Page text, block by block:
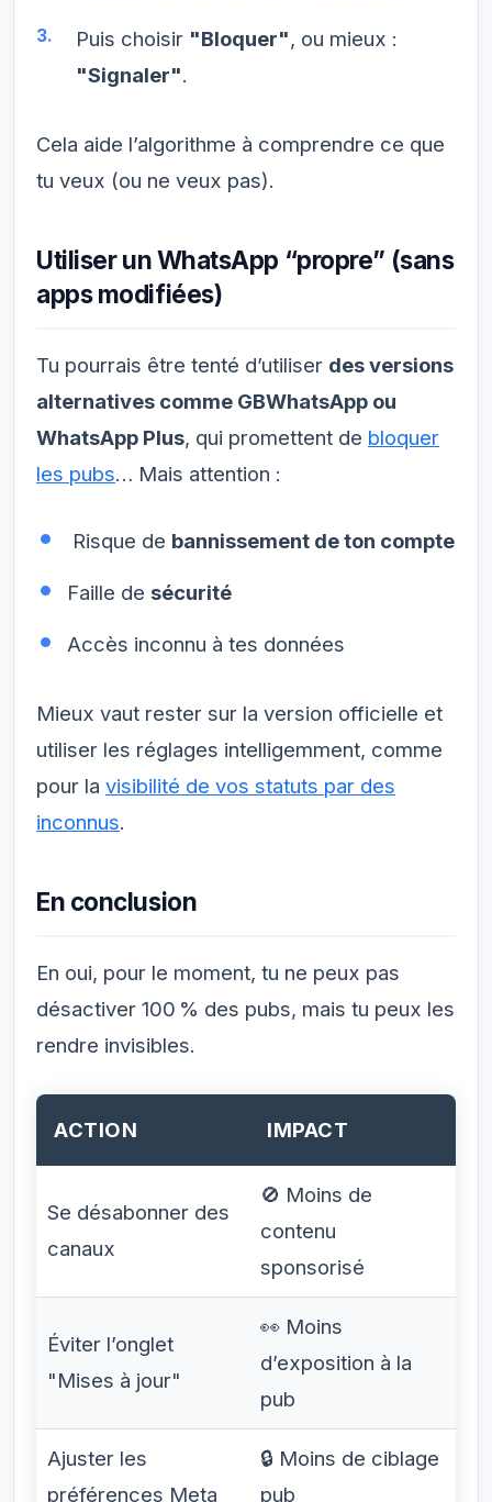
Puis choisir "Bloquer", ou mieux :
"Signaler".
Cela aide l’algorithme à comprendre ce que
tu veux (ou ne veux pas).
Utiliser un WhatsApp “propre” (sans
apps modifiées)
Tu pourrais être tenté d’utiliser des versions
alternatives comme GBWhatsApp ou
WhatsApp Plus, qui promettent de bloquer
les pubs… Mais attention :
Risque de bannissement de ton compte
Faille de sécurité
Accès inconnu à tes données
Mieux vaut rester sur la version officielle et
utiliser les réglages intelligemment, comme
pour la visibilité de vos statuts par des
inconnus.
En conclusion
En oui, pour le moment, tu ne peux pas
désactiver 100 % des pubs, mais tu peux les
rendre invisibles.
ACTION IMPACT
Se désabonner des
canaux
🚫 Moins de
contenu
sponsorisé
Éviter l’onglet
"Mises à jour"
👀 Moins
d’exposition à la
pub
Ajuster les
préférences Meta
🔒 Moins de ciblage
pub